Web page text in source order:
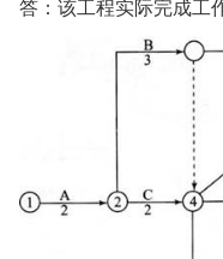
答：该工程实际完成工